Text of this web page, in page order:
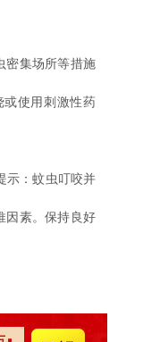
集场所等措施
或使用刺激性药
示：蚊虫叮咬并
因素。保持良好